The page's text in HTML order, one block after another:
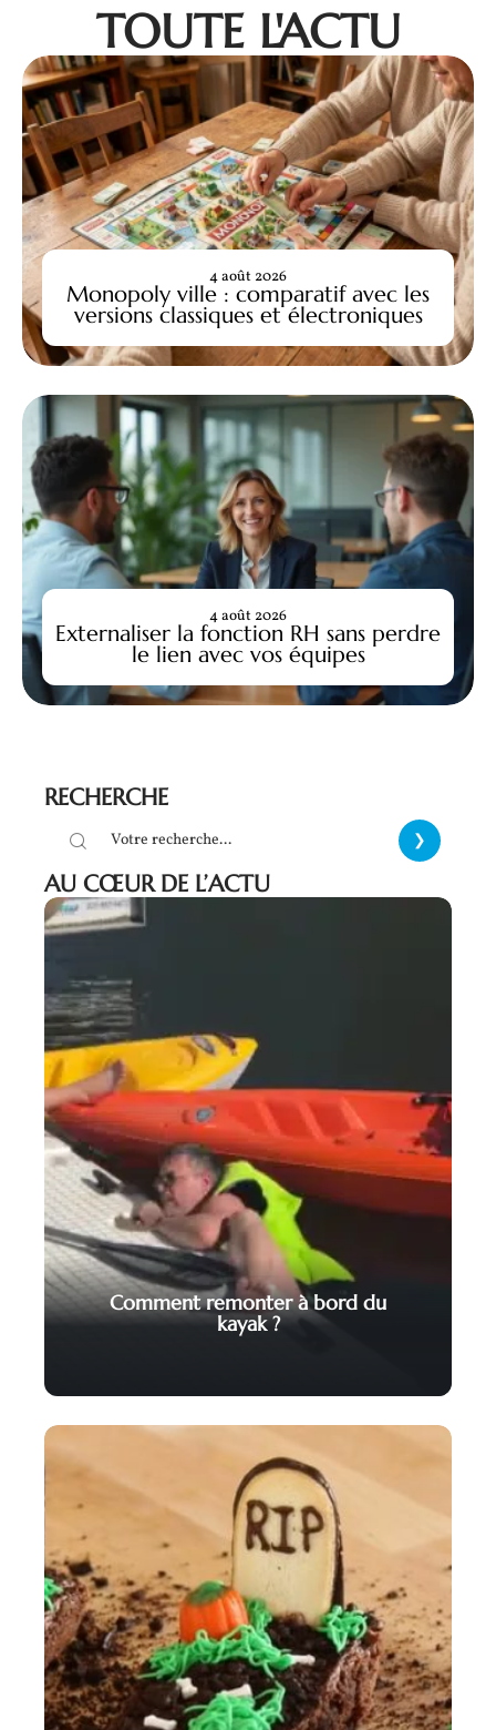
TOUTE L'ACTU
Monopoly ville : comparatif avec les
versions classiques et électroniques
4 août 2026
Externaliser la fonction RH sans perdre
le lien avec vos équipes
4 août 2026
RECHERCHE
AU CŒUR DE L’ACTU
Comment remonter à bord du
kayak ?